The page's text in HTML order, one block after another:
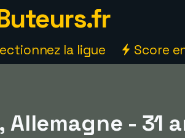
la ligue Score
Allemagne - 31